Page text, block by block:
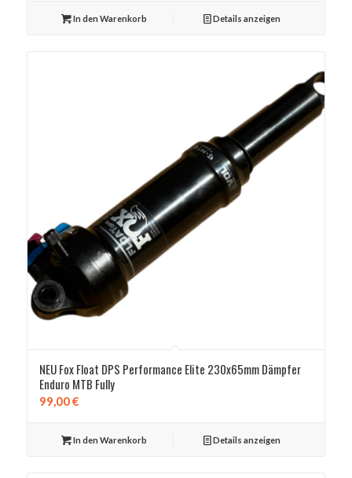
In den Warenkorb Details anzeigen
NEU Fox Float DPS Performance Elite 230x65mm Dämpfer
Enduro MTB Fully
99,00€
In den Warenkorb Details anzeigen